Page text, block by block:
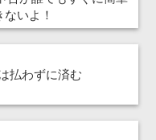
いよ！
払わずに済む